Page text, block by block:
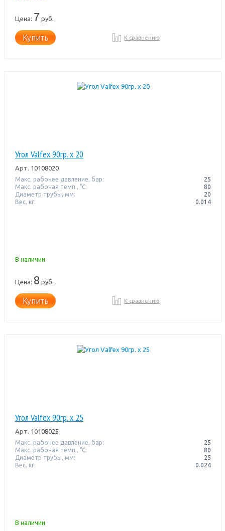
Цена: 7 руб.
Купить К сравнению
Угол Valfex 90гр. х 20
Арт. 10108020
Макс. рабочее давление, бар:
25
Макс. рабочая темп., °С:
80
Диаметр трубы, мм:
20
Вес, кг:
0.014
В наличии
Цена: 8 руб.
Купить К сравнению
Угол Valfex 90гр. х 25
Арт. 10108025
Макс. рабочее давление, бар:
25
Макс. рабочая темп., °С:
80
Диаметр трубы, мм:
25
Вес, кг:
0.024
В наличии